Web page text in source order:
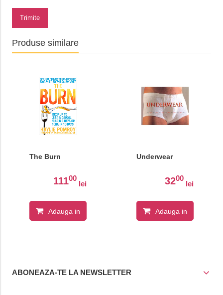
Trimite
Produse similare
The Burn
11100
lei
Adauga in
Underwear
3200
lei
Adauga in
ABONEAZA-TE LA NEWSLETTER